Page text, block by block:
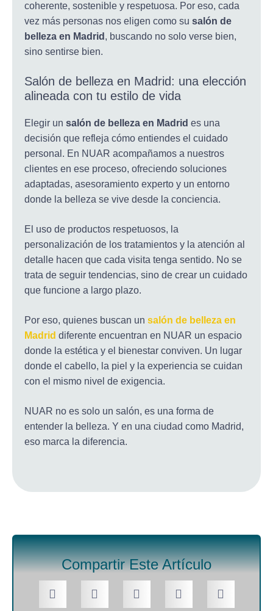
coherente, sostenible y respetuosa. Por eso, cada
vez más personas nos eligen como susalón de
belleza en Madrid , buscando no solo verse bien,
sino sentirse bien.
Salón de belleza en Madrid: una elección
alineada con tu estilo de vida
Elegir unsalón de belleza en Madrid es una
decisión que refleja cómo entiendes el cuidado
personal. En NUAR acompañamos a nuestros
clientes en ese proceso, ofreciendo soluciones
adaptadas, asesoramiento experto y un entorno
donde la belleza se vive desde la conciencia.
El uso de productos respetuosos, la
personalización de los tratamientos y la atención al
detalle hacen que cada visita tenga sentido. No se
trata de seguir tendencias, sino de crear un cuidado
que funcione a largo plazo.
Por eso, quienes buscan unsalón de belleza en
Madrid diferente encuentran en NUAR un espacio
donde la estética y el bienestar conviven. Un lugar
donde el cabello, la piel y la experiencia se cuidan
con el mismo nivel de exigencia.
NUAR no es solo un salón, es una forma de
entender la belleza. Y en una ciudad como Madrid,
eso marca la diferencia.
Compartir Este Artículo